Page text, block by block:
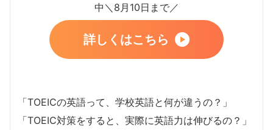
中＼8月10日まで／
詳しくはこちら
「TOEICの英語って、学校英語と何が違うの？」
「TOEIC対策をすると、実際に英語力は伸びるの？」